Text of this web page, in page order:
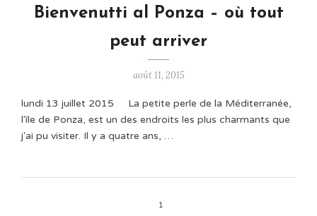
Bienvenutti al Ponza – où tout
peut arriver
août 11, 2015
lundi 13 juillet 2015 La petite perle de la Méditerranée,
l'île de Ponza, est un des endroits les plus charmants que
j'ai pu visiter. Il y a quatre ans, …
1